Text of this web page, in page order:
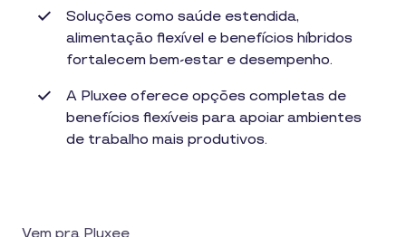
Soluções como saúde estendida,
alimentação flexível e benefícios híbridos
fortalecem bem-estar e desempenho.
A Pluxee oferece opções completas de
benefícios flexíveis para apoiar ambientes
de trabalho mais produtivos.